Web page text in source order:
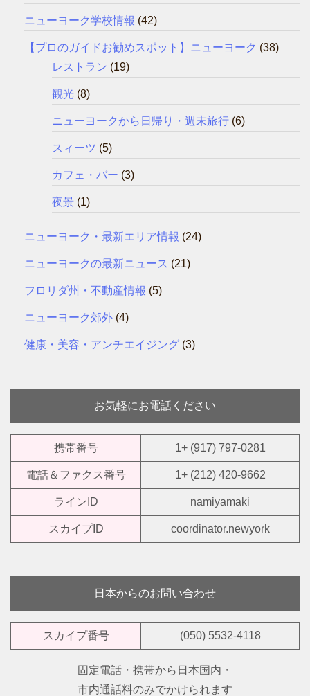
ニューヨーク学校情報 (42)
【プロのガイドお勧めスポット】ニューヨーク (38)
レストラン (19)
観光 (8)
ニューヨークから日帰り・週末旅行 (6)
スィーツ (5)
カフェ・バー (3)
夜景 (1)
ニューヨーク・最新エリア情報 (24)
ニューヨークの最新ニュース (21)
フロリダ州・不動産情報 (5)
ニューヨーク郊外 (4)
健康・美容・アンチエイジング (3)
お気軽にお電話ください
携帯番号 1+ (917) 797-0281
電話＆ファクス番号 1+ (212) 420-9662
ラインID namiyamaki
スカイプID coordinator.newyork
日本からのお問い合わせ
スカイプ番号 (050) 5532-4118
固定電話・携帯から日本国内・
市内通話料のみでかけられます